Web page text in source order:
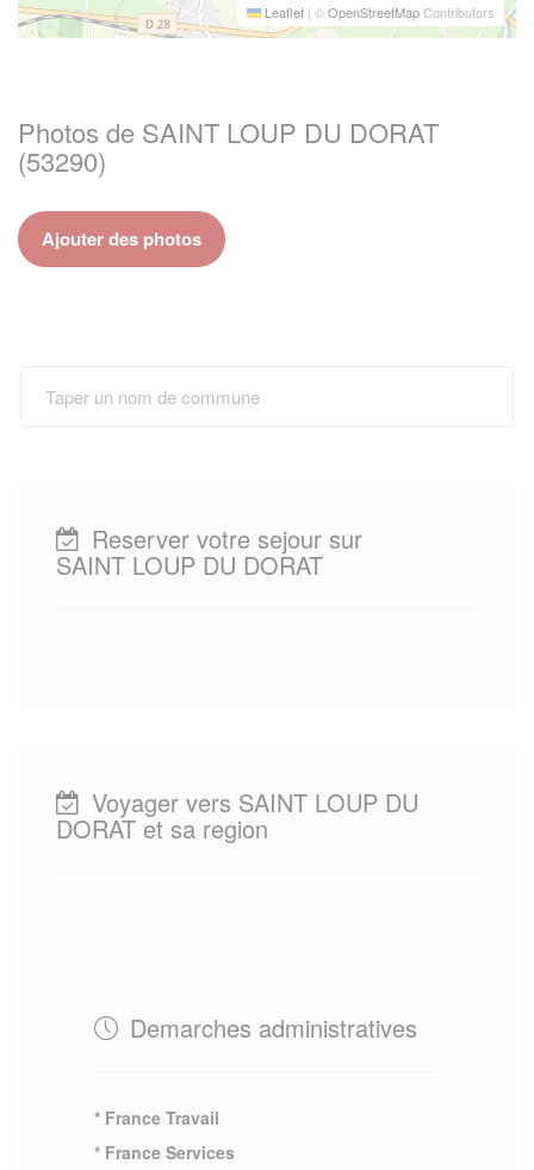
Leaflet | ©OpenStreetMapContributors
Photos de SAINT LOUP DU DORAT
(53290)
Ajouter des photos
Reserver votre sejour sur
SAINT LOUP DU DORAT
Voyager vers SAINT LOUP DU
DORAT et sa region
Demarches administratives
* France Travail
* France Services